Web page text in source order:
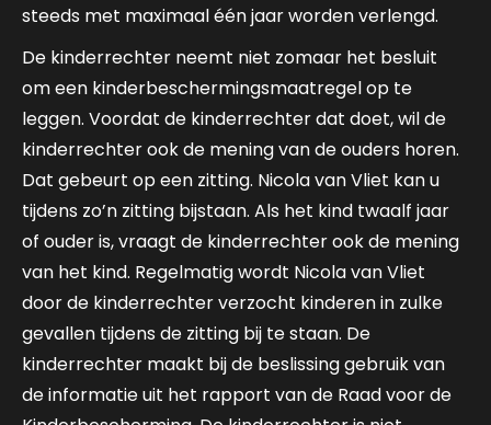
steeds met maximaal één jaar worden verlengd.
De kinderrechter neemt niet zomaar het besluit
om een kinderbeschermingsmaatregel op te
leggen. Voordat de kinderrechter dat doet, wil de
kinderrechter ook de mening van de ouders horen.
Dat gebeurt op een zitting. Nicola van Vliet kan u
tijdens zo’n zitting bijstaan. Als het kind twaalf jaar
of ouder is, vraagt de kinderrechter ook de mening
van het kind. Regelmatig wordt Nicola van Vliet
door de kinderrechter verzocht kinderen in zulke
gevallen tijdens de zitting bij te staan. De
kinderrechter maakt bij de beslissing gebruik van
de informatie uit het rapport van de Raad voor de